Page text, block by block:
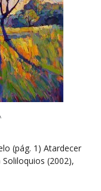
(pág. 1) Atardecer
(2002),